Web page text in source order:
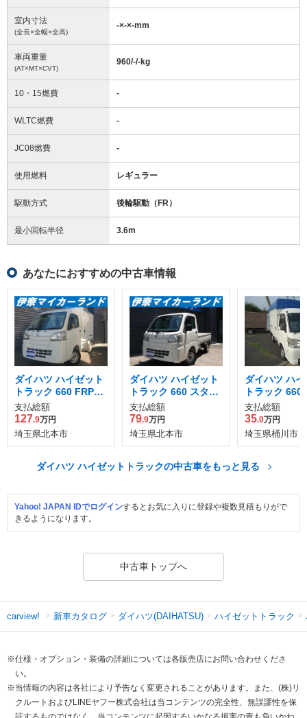
室内寸法
(全長×全幅×全高)
-×-×-mm
車両重量
(AT×MT×CVT)
960/-/-kg
10・15燃費 -
WLTC燃費 -
JC08燃費 -
使用燃料 レギュラー
駆動方式 後輪駆動（FR）
最小回転半径 3.6m
あなたにおすすめの中古車情報
ダイハツ ハイゼット
トラック 660 FRP中
温冷凍車 片側スライ
ドドア仕様 ハイルー
フ
支払総額
127.9万円
埼玉県北本市
ダイハツ ハイゼット
トラック 660 スタン
ダード 3方開 4WD
支払総額
79.9万円
埼玉県北本市
ダイハツ ハ
トラック 660
バン
支払総額
35.0万円
埼玉県桶川市
ダイハツ ハイゼットトラックの中古車をもっと見る
Yahoo! JAPAN IDでログインするとお気に入りに登録や複数見積もりがで
きるようになります。
中古車トップへ
carview! 新車カタログ ダイハツ(DAIHATSU) ハイゼットトラック
※仕様・オプション・装備の詳細については各販売店にお問い合わせくださ
い。
※当情報の内容は各社により予告なく変更されることがあります。また、(株)リ
クルートおよびLINEヤフー株式会社は当コンテンツの完全性、無誤謬性を保